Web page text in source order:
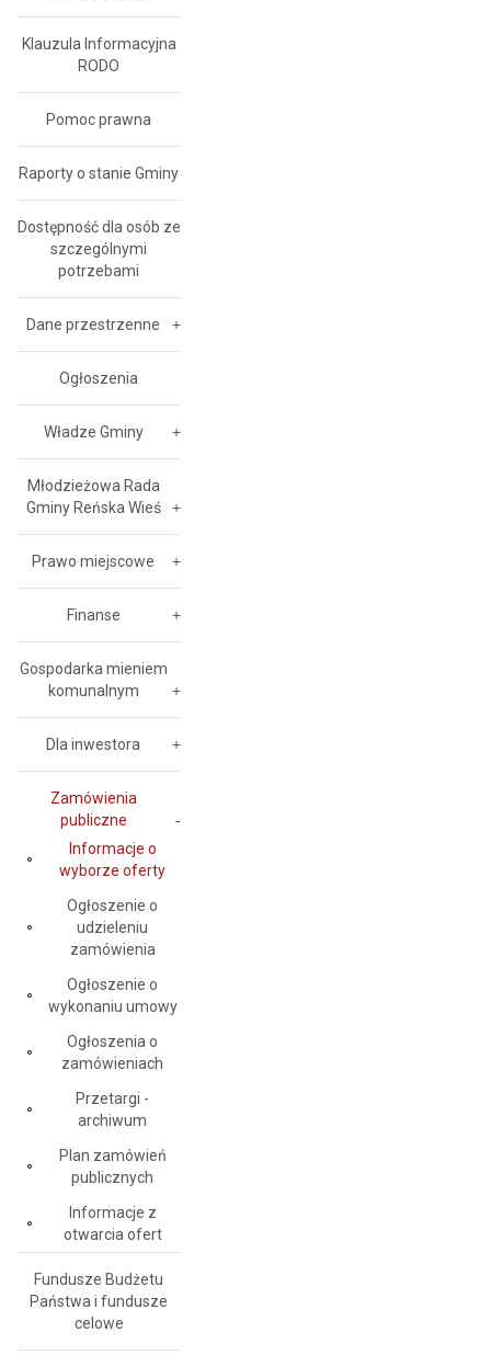
Klauzula Informacyjna
RODO
Pomoc prawna
Raporty o stanie Gminy
Dostępność dla osób ze
szczególnymi
potrzebami
Dane przestrzenne
Ogłoszenia
Władze Gminy
Młodzieżowa Rada
Gminy Reńska Wieś
Prawo miejscowe
Finanse
Gospodarka mieniem
komunalnym
Dla inwestora
Zamówienia
publiczne
Informacje o
wyborze oferty
Ogłoszenie o
udzieleniu
zamówienia
Ogłoszenie o
wykonaniu umowy
Ogłoszenia o
zamówieniach
Przetargi -
archiwum
Plan zamówień
publicznych
Informacje z
otwarcia ofert
Fundusze Budżetu
Państwa i fundusze
celowe